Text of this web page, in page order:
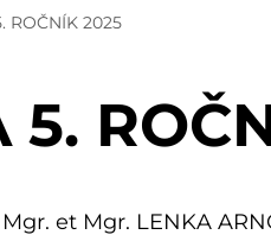
ROČNÍK 2025
5.
Mgr. et Mgr. LENKA